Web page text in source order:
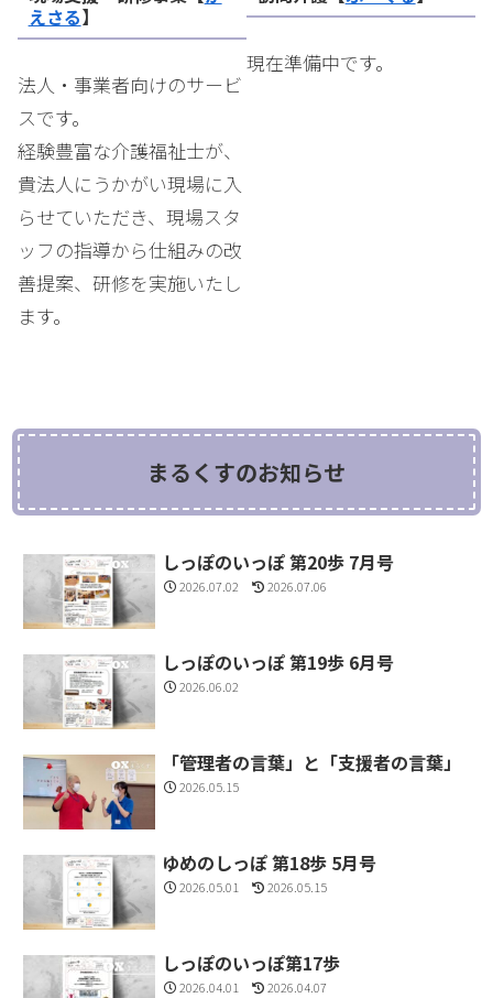
えさる】
法人・事業者向けのサービ
スです。
経験豊富な介護福祉士が、
貴法人にうかがい現場に入
らせていただき、現場スタ
ッフの指導から仕組みの改
善提案、研修を実施いたし
ます。
現在準備中です。
まるくすのお知らせ
しっぽのいっぽ 第20歩 7月号
2026.07.02 2026.07.06
しっぽのいっぽ 第19歩 6月号
2026.06.02
「管理者の言葉」と「支援者の言葉」
2026.05.15
ゆめのしっぽ 第18歩 5月号
2026.05.01 2026.05.15
しっぽのいっぽ第17歩
2026.04.01 2026.04.07